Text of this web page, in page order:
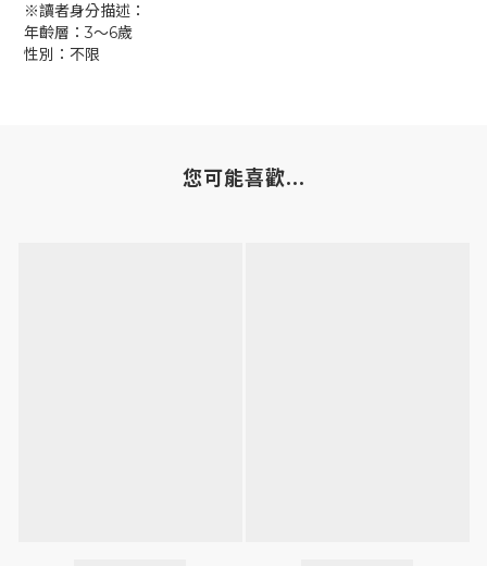
※讀者身分描述：
年齡層：3～6歲
性別：不限
您可能喜歡...